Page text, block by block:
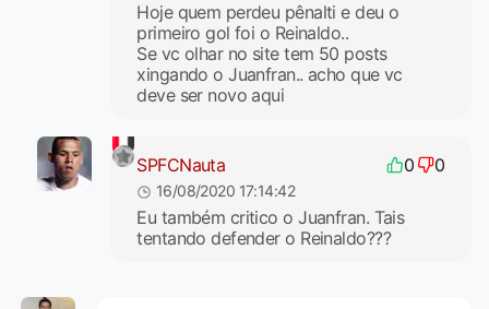
Hoje quem perdeu pênalti e deu o
primeiro gol foi o Reinaldo..
Se vc olhar no site tem 50 posts
xingando o Juanfran.. acho que vc
deve ser novo aqui
SPFCNauta 0 0
16/08/2020 17:14:42
Eu também critico o Juanfran. Tais
tentando defender o Reinaldo???